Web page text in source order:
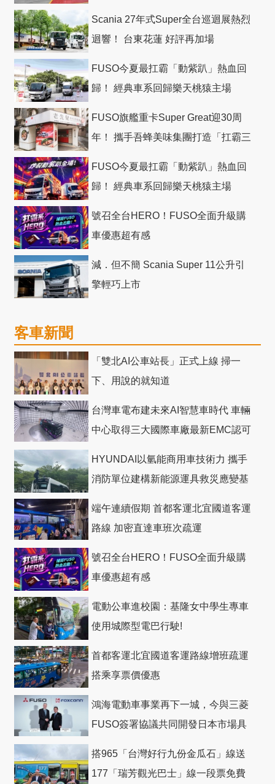
Scania 27年式Super全台巡迴展熱烈
迴響！ 台東花蓮 好評再加場
FUSO今夏最扛霸「動紫趴」熱血回
歸！ 經典車系回歸樂天桃猿主場
FUSO旗艦重卡Super Great迎30周
年！ 攜手吾蜂美味集團打造「扛霸三
FUSO今夏最扛霸「動紫趴」熱血回
歸！ 經典車系回歸樂天桃猿主場
號召全台HERO！FUSO全面升級購
車優惠超有感
減．但不簡 Scania Super 11公升引
擎輕巧上市
客車新聞
「雙北AI公車站長」正式上線 掃一
下、用說的就知道
台灣車電布建未來AI智慧車時代 車輛
中心取得三大國際車廠最新EMC認可
HYUNDAI以氫能商用車技術力 攜手
消防單位建構新能源運具救災應變基
端午連續假期 首都客運北宜國道客運
路線 加密直達車班次疏運
號召全台HERO！FUSO全面升級購
車優惠超有感
電動公車進校園：基隆女中學生專車
使用城際型電巴行駛!
首都客運北宜國道客運路線增班疏運
搭乘享票價優惠
鴻海電動車事業再下一城，今與三菱
FUSO簽署協議共同開發日本市場具
搭965「台灣好行九份金瓜石」線送
177「瑞芳觀光巴士」線一段票免費